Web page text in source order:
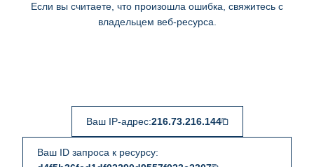
Если вы считаете, что произошла ошибка, свяжитесь с
владельцем веб-ресурса.
Ваш IP-адрес:216.73.216.144
Ваш ID запроса к ресурсу: